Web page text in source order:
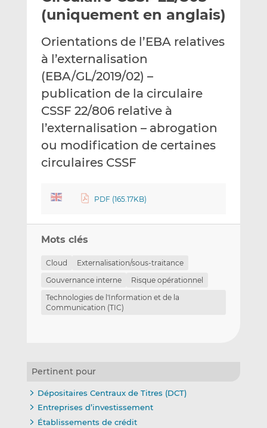
e
r
p
r
e
m
a
l
g
e
r
u
r
L
i
k
e
d
g
e
u
r
F
e
b
o
(uniquement en anglais)
Orientations de l’EBA relatives
à l’externalisation
(EBA/GL/2019/02) –
publication de la circulaire
CSSF 22/806 relative à
l’externalisation – abrogation
ou modification de certaines
circulaires CSSF
PDF (165.17KB)
Mots clés
Cloud
Externalisation/sous-traitance
Gouvernance interne
Risque opérationnel
Technologies de l'Information et de la
Communication (TIC)
Pertinent pour
Dépositaires Centraux de Titres (DCT)
Entreprises d’investissement
Établissements de crédit